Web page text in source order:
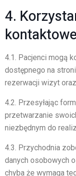
4.
4.1. Pacjenci mogą
dostępnego na
rezerwacji wizyt
4.2. Przesyłając
przetwarzanie
niezbędnym do
4.3. Przychodnia
danych osobowych
chyba że wymaga